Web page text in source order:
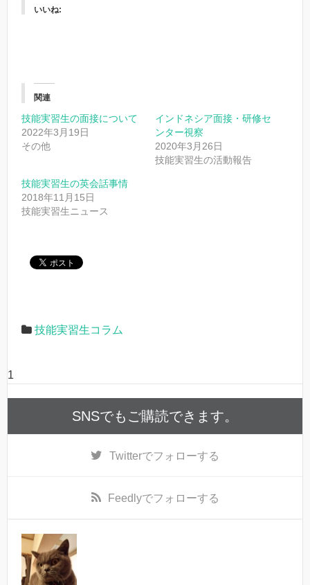
いいね:
関連
技能実習生の面接について
2022年3月19日
その他
インドネシア面接・研修セ
ンター視察
2020年3月26日
技能実習生の活動報告
技能実習生の英会話事情
2018年11月15日
技能実習生ニュース
技能実習生コラム
1
SNSでもご購読できます。
Twitterでフォローする
Feedlyでフォローする